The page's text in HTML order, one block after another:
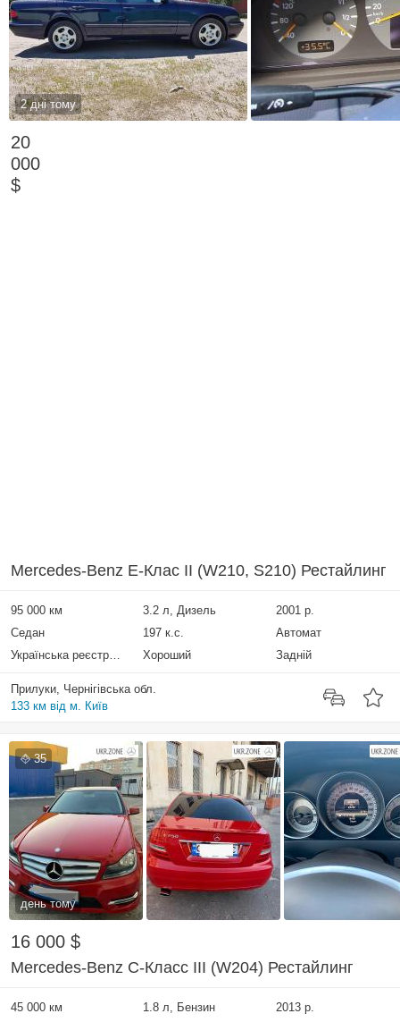
2 дні тому
20
000
$
Mercedes-Benz E-Клас II (W210, S210) Рестайлинг
95 000 км 3.2 л, Дизель
2001 р.
Седан
197 к.с.
Автомат
Українська реєстрація
Хороший Задній
Прилуки, Чернігівська обл.
133 км від м. Київ
35
день тому
16 000 $
Mercedes-Benz C-Класс III (W204) Рестайлинг
45 000 км 1.8 л, Бензин
2013 р.